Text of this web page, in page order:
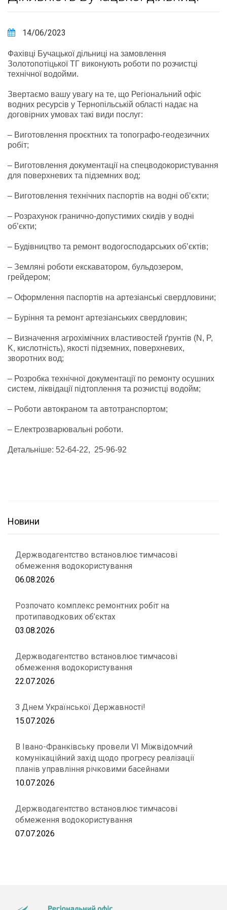
14/06/2023
Фахівці Бучацької дільниці на замовлення
Золотопотіцької ТГ виконують роботи по розчистці
технічної водойми.
Звертаємо вашу увагу на те, що Регіональний офіс
водних ресурсів у Тернопільській області надає на
договірних умовах такі види послуг:
– Виготовлення проєктних та топографо-геодезичних
робіт;
– Виготовлення документації на спецводокористування
для поверхневих та підземних вод;
– Виготовлення технічних паспортів на водні об’єкти;
– Розрахунок гранично-допустимих скидів у водні
об’єкти;
– Будівництво та ремонт водогосподарських об’єктів;
– Земляні роботи екскаватором, бульдозером,
грейдером;
– Оформлення паспортів на артезіанські свердловини;
– Буріння та ремонт артезіанських свердловин;
– Визначення агрохімічних властивостей ґрунтів (N, P,
K, кислотність), якості підземних, поверхневих,
зворотних вод;
– Розробка технічної документації по ремонту осушних
систем, ліквідації підтоплення та розчистці водойм;
– Роботи автокраном та автотранспортом;
– Електрозварювальні роботи.
Детальніше: 52-64-22, 25-96-92
Новини
Держводагентство встановлює тимчасові
обмеження водокористування
06.08.2026
Розпочато комплекс ремонтних робіт на
протипаводкових об’єктах
03.08.2026
Держводагентство встановлює тимчасові
обмеження водокористування
22.07.2026
З Днем Української Державності!
15.07.2026
В Івано-Франківську провели VІ Міжвідомчий
комунікаційний захід щодо прогресу реалізації
планів управління річковими басейнами
10.07.2026
Держводагентство встановлює тимчасові
обмеження водокористування
07.07.2026